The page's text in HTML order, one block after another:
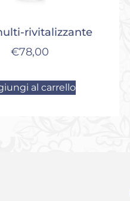
rivitalizzante
€78,00
al carrello